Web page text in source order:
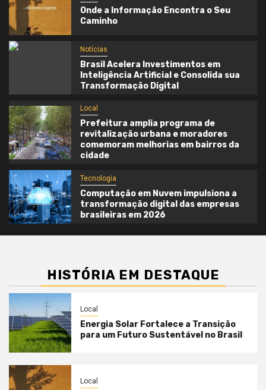
Onde a Informação Encontra o Seu
Caminho
Notícias
Brasil Acelera Investimentos em
Inteligência Artificial e Consolida sua
Transformação Digital
Local
Prefeitura amplia programa de
revitalização urbana e moradores
comemoram melhorias em bairros da
cidade
Tecnologia
Computação em Nuvem impulsiona a
transformação digital das empresas
brasileiras em 2026
HISTÓRIA EM DESTAQUE
Local
Energia Solar Fortalece a Transição
para um Futuro Sustentável no Brasil
Local